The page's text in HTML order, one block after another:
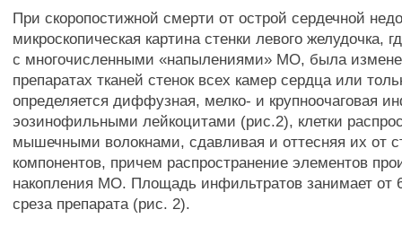
При скоропостижной смерти от острой сердечной
микроскопическая картина стенки левого желудочка,
с многочисленными «напылениями» МО, была
препаратах тканей стенок всех камер сердца или
определяется диффузная, мелко- и крупноочаговая
эозинофильными лейкоцитами (рис.2), клетки
мышечными волокнами, сдавливая и оттесняя их от
компонентов, причем распространение элементов
накопления МО. Площадь инфильтратов занимает от
среза препарата (рис. 2).